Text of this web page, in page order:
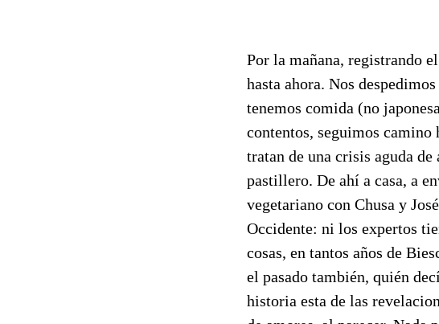
Por la mañana, registrando
hasta ahora. Nos
tenemos comida (no
contentos, seguimos
tratan de una crisis aguda
pastillero. De ahí a casa, a
vegetariano con Chusa y
Occidente: ni los expertos
cosas, en tantos años de
el pasado también, quién
historia esta de las